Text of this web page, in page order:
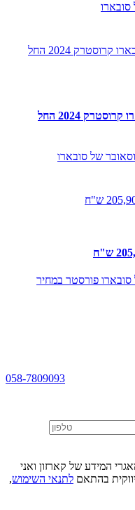
גרסת e-BOXER היברידית חדשה לסובארו קרוסטרק 2024 החל
של סובארו
פורסטר במחיר
058-7809093
המידע של קארזון ואני
בהתאם לתנאי השימוש,